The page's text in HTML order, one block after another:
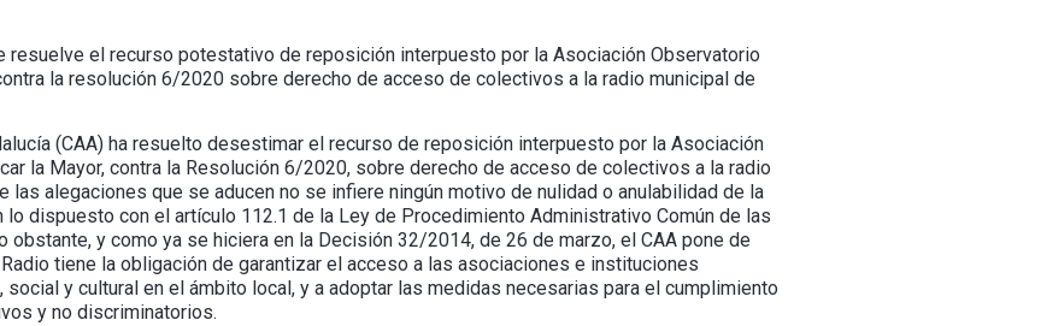
resuelve el recurso potestativo de reposición interpuesto por la Asociación Observatorio
la resolución 6/2020 sobre derecho de acceso de colectivos a la radio municipal de
(CAA) ha resuelto desestimar el recurso de reposición interpuesto por la Asociación
la Mayor, contra la Resolución 6/2020, sobre derecho de acceso de colectivos a la radio
las alegaciones que se aducen no se infiere ningún motivo de nulidad o anulabilidad de la
dispuesto con el artículo 112.1 de la Ley de Procedimiento Administrativo Común de las
obstante, y como ya se hiciera en la Decisión 32/2014, de 26 de marzo, el CAA pone de
tiene la obligación de garantizar el acceso a las asociaciones e instituciones
y cultural en el ámbito local, y a adoptar las medidas necesarias para el cumplimiento
y no discriminatorios.